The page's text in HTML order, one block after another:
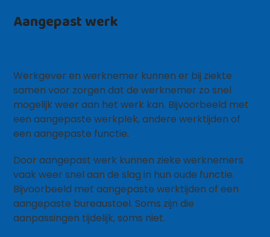
Aangepast werk
Werkgever en werknemer kunnen er bij ziekte
samen voor zorgen dat de werknemer zo snel
mogelijk weer aan het werk kan. Bijvoorbeeld met
een aangepaste werkplek, andere werktijden of
een aangepaste functie.
Door aangepast werk kunnen zieke werknemers
vaak weer snel aan de slag in hun oude functie.
Bijvoorbeeld met aangepaste werktijden of een
aangepaste bureaustoel. Soms zijn die
aanpassingen tijdelijk, soms niet.